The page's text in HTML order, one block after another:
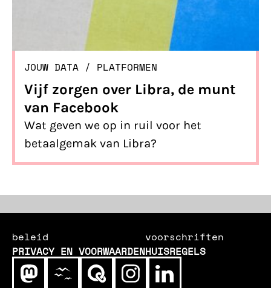
JOUW DATA / PLATFORMEN
Vijf zorgen over Libra, de munt
van Facebook
Wat geven we op in ruil voor het
betaalgemak van Libra?
beleid
PRIVACY EN VOORWAARDEN
voorschriften
HUISREGELS